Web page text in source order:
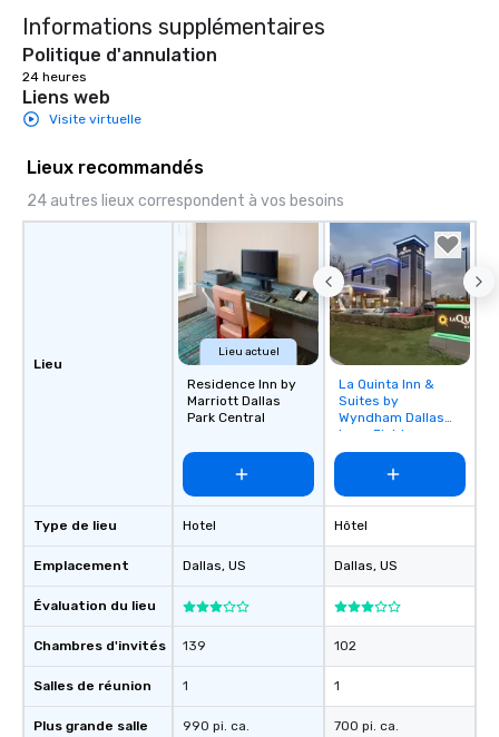
Informations supplémentaires
Politique d'annulation
24 heures
Liens web
Visite virtuelle
Lieux recommandés
24 autres lieux correspondent à vos besoins
Lieu
Type de lieu
Emplacement
Évaluation du lieu
Chambres d'invités
Salles de réunion
Plus grande salle
Lieu actuel
Residence Inn by
Marriott Dallas
Park Central
Hotel
Dallas, US
139
1
990 pi. ca.
Removed from
favorites
La Quinta Inn &
Suites by
Wyndham Dallas
Love Field
Hôtel
Dallas, US
102
1
700 pi. ca.